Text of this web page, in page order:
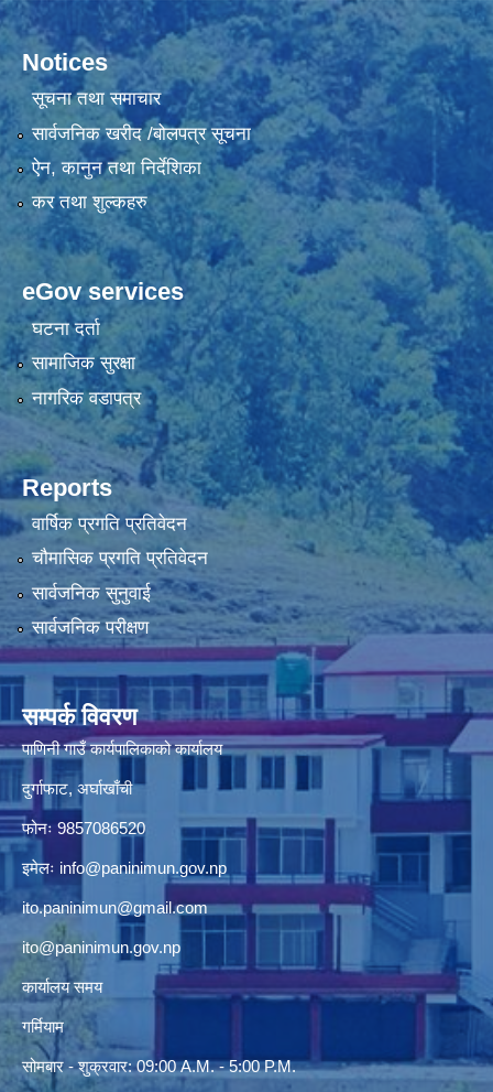
Notices
सूचना तथा समाचार
सार्वजनिक खरीद /बोलपत्र सूचना
ऐन, कानुन तथा निर्देशिका
कर तथा शुल्कहरु
eGov services
घटना दर्ता
सामाजिक सुरक्षा
नागरिक वडापत्र
Reports
वार्षिक प्रगति प्रतिवेदन
चौमासिक प्रगति प्रतिवेदन
सार्वजनिक सुनुवाई
सार्वजनिक परीक्षण
सम्पर्क विवरण
पाणिनी गाउँ कार्यपालिकाको कार्यालय
दुर्गाफाट, अर्घाखाँची
फोनः 9857086520
इमेलः info@paninimun.gov.np
ito.paninimun@gmail.com
ito@paninimun.gov.np
कार्यालय समय
गर्मियाम
सोमबार - शुक्रवार: 09:00 A.M. - 5:00 P.M.